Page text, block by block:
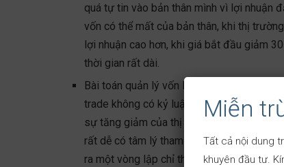
quá tự tin vào bản thân mình vì lợi nhuận
vốn có thể mất của bản thân, khi thị
lợi nhuận cao hơn, khi giá bắt đầu giảm
thời gian rất dài.
Bài toán quản lý vốn là cực kỳ quan trọng
trade không có kỷ luật khi đánh 1 lệnh
sự tăng giảm của thị trường, khi giá giảm
rất dễ có tâm lý tham lam và không có
ra một vòng lập chỉ thua và thua.
Miễn
Tất cả nội dung
khuyên đầu tư.